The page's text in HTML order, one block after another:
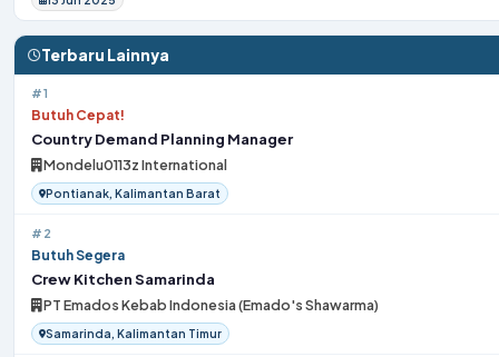
Terbaru Lainnya
#1
Butuh Cepat!
Country Demand Planning Manager
Mondelu0113z International
Pontianak, Kalimantan Barat
#2
Butuh Segera
Crew Kitchen Samarinda
PT Emados Kebab Indonesia (Emado's Shawarma)
Samarinda, Kalimantan Timur